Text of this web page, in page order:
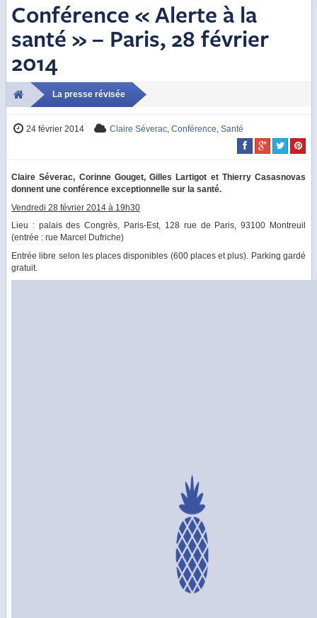
Conférence « Alerte à la
santé » – Paris, 28 février
2014
La presse révisée
24 février 2014 Claire Séverac ,Conférence ,Santé
Claire Séverac, Corinne Gouget, Gilles Lartigot et Thierry Casasnovas
donnent une conférence exceptionnelle sur la santé.
Vendredi 28 février 2014 à 19h30
Lieu : palais des Congrès, Paris-Est, 128 rue de Paris, 93100 Montreuil
(entrée : rue Marcel Dufriche)
Entrée libre selon les places disponibles (600 places et plus). Parking gardé
gratuit.